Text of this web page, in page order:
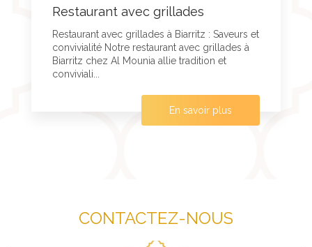
Restaurant avec grillades
Restaurant avec grillades à Biarritz : Saveurs et
convivialité Notre restaurant avec grillades à
Biarritz chez Al Mounia allie tradition et
conviviali...
En savoir plus
CONTACTEZ-NOUS